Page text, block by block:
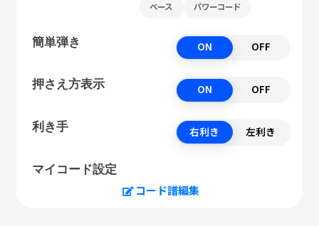
ベース パワーコード
簡単弾き ON OFF
押さえ方表示 ON OFF
利き手 右利き 左利き
マイコード設定
コード譜編集